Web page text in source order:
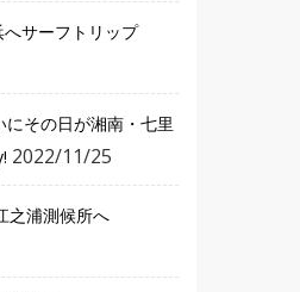
サーフトリップ
その日が湘南・七里
2022/11/25
之浦測候所へ